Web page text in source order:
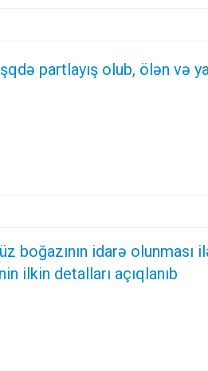
partlayış olub, ölən və
boğazının idarə olunması
ilkin detalları açıqlanıb